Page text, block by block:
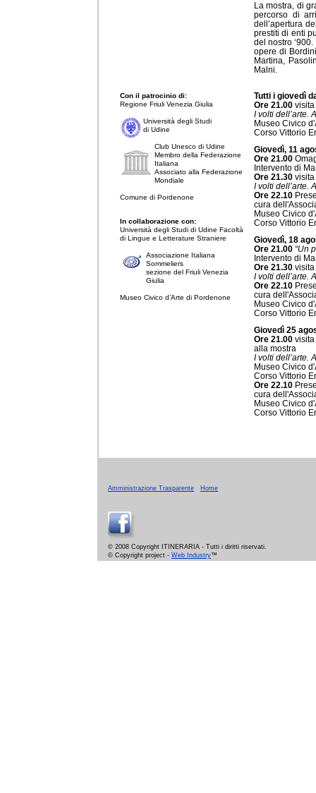
La mostra, di
percorso di
dell’apertura
prestiti di enti
del nostro
opere di
Martina,
Malni.
Con il patrocinio di:
Regione Friuli Venezia Giulia
Università degli Studi
di Udine
Club Unesco di Udine
Membro della Federazione
Italiana
Associato alla Federazione
Mondiale
Comune di Pordenone
In collaborazione con:
Università degli Studi di Udine Facoltà
di Lingue e Letterature Straniere
Associazione Italiana
Sommeliers
sezione del Friuli Venezia
Giulia
Museo Civico d’Arte di Pordenone
Tutti i giovedì
Ore 21.00
I volti dell’arte.
Museo Civico
Corso Vittorio
Giovedì, 11
Ore 21.00
Intervento di
Ore 21.30
I volti dell’arte.
Ore 22.10
cura
Museo Civico
Corso Vittorio
Giovedì, 18
Ore 21.00 “Un
Intervento di
Ore 21.30
I volti dell’arte.
Ore 22.10
cura
Museo Civico
Corso Vittorio
Giovedì 25
Ore 21.00
alla mostra
I volti dell’arte.
Museo Civico
Corso Vittorio
Ore 22.10
cura
Museo Civico
Corso Vittorio
Amministrazione Trasparente Home
© 2008 Copyright ITINERARIA - Tutti i diritti riservati.
© Copyright project - Web Industry™